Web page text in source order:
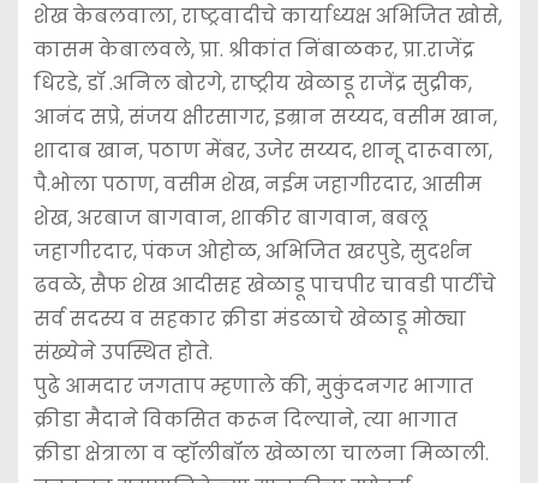
शेख केबलवाला, राष्ट्रवादीचे कार्याध्यक्ष अभिजित खोसे,
कासम केबालवले, प्रा. श्रीकांत निंबाळकर, प्रा.राजेंद्र
धिरडे, डॉ .अनिल बोरगे, राष्ट्रीय खेळाडू राजेंद्र सुद्रीक,
आनंद सप्रे, संजय क्षीरसागर, इम्रान सय्यद, वसीम खान,
शादाब खान, पठाण मेंबर, उजेर सय्यद, शानू दारूवाला,
पै.भोला पठाण, वसीम शेख, नईम जहागीरदार, आसीम
शेख, अरबाज बागवान, शाकीर बागवान, बबलू
जहागीरदार, पंकज ओहोळ, अभिजित खरपुडे, सुदर्शन
ढवळे, सैफ शेख आदीसह खेळाडू पाचपीर चावडी पार्टीचे
सर्व सदस्य व सहकार क्रीडा मंडळाचे खेळाडू मोठ्या
संख्येने उपस्थित होते.
पुढे आमदार जगताप म्हणाले की, मुकुंदनगर भागात
क्रीडा मैदाने विकसित करून दिल्याने, त्या भागात
क्रीडा क्षेत्राला व व्हॉलीबॉल खेळाला चालना मिळाली.